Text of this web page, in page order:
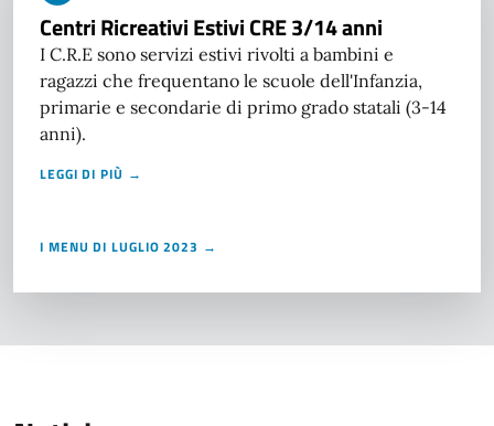
Centri Ricreativi Estivi CRE 3/14 anni
I C.R.E sono servizi estivi rivolti a bambini e
ragazzi che frequentano le scuole dell'Infanzia,
primarie e secondarie di primo grado statali (3-14
anni).
LEGGI DI PIÙ →
I MENU DI LUGLIO 2023 →